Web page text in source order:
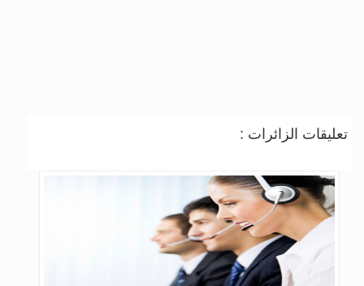
تعليقات الزائرات :